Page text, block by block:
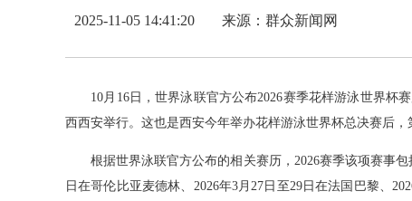
2025-11-05 14:41:20 来源：群众新闻网
10月16日，世界泳联官方公布2026赛季花样游泳世界杯
西西安举行。这也是西安今年举办花样游泳世界杯总决赛后，
根据世界泳联官方公布的相关赛历，2026赛季该项赛事包
日在哥伦比亚麦德林、2026年3月27日至29日在法国巴黎、